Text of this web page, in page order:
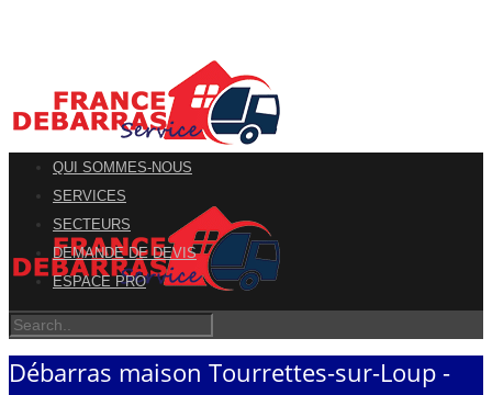
QUI SOMMES-NOUS
SERVICES
SECTEURS
DEMANDE DE DEVIS
ESPACE PRO
Débarras maison Tourrettes-sur-Loup -